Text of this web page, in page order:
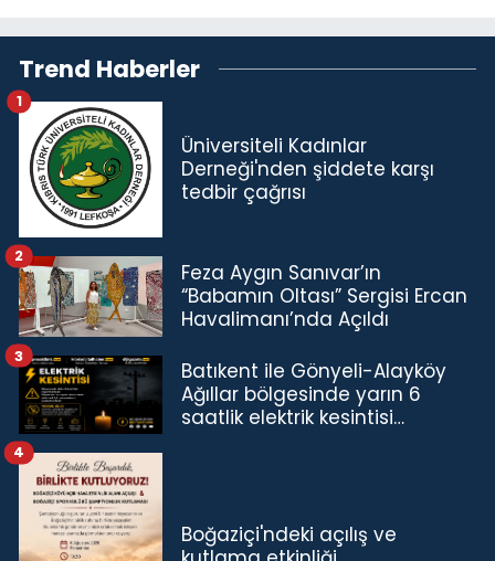
Trend Haberler
Üniversiteli Kadınlar
Derneği'nden şiddete karşı
tedbir çağrısı
1
Feza Aygın Sanıvar’ın
“Babamın Oltası” Sergisi Ercan
Havalimanı’nda Açıldı
2
Batıkent ile Gönyeli-Alayköy
Ağıllar bölgesinde yarın 6
saatlik elektrik kesintisi…
3
Boğaziçi'ndeki açılış ve
4